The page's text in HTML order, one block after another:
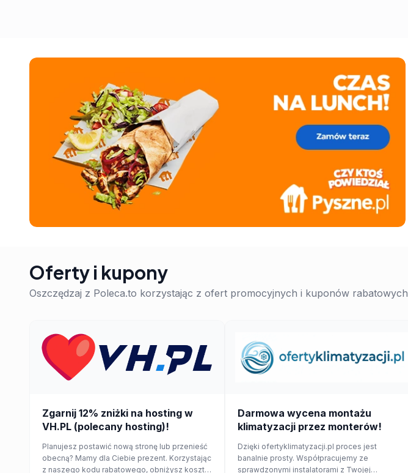
Oferty i kupony
Oszczędzaj z Poleca.to korzystając z ofert promocyjnych i kuponów rabatowych
Zgarnij 12% zniżki na hosting w
VH.PL (polecany hosting)!
Planujesz postawić nową stronę lub przenieść
obecną? Mamy dla Ciebie prezent. Korzystając
z naszego kodu rabatowego, obniżysz koszt
Darmowa wycena montażu
klimatyzacji przez monterów!
Dzięki ofertyklimatyzacji.pl proces jest
banalnie prosty. Współpracujemy ze
sprawdzonymi instalatorami z Twojej